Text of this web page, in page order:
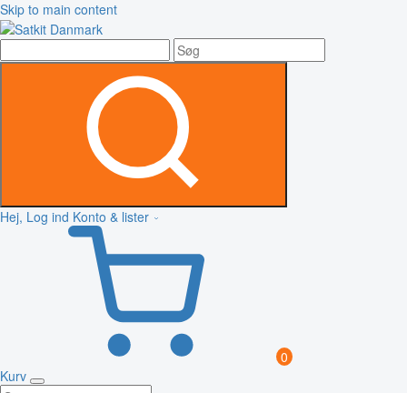
Skip to main content
Hej, Log ind Konto & lister
0
Kurv